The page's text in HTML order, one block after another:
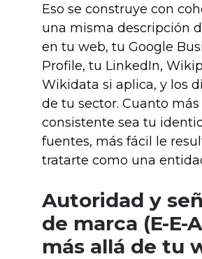
Eso se construye con
una misma descripción
en tu web, tu Google
Profile, tu LinkedIn,
Wikidata si aplica, y los
de tu sector. Cuanto más
consistente sea tu
fuentes, más fácil le
tratarte como una
Autoridad y
de marca (E-E-
más allá de tu